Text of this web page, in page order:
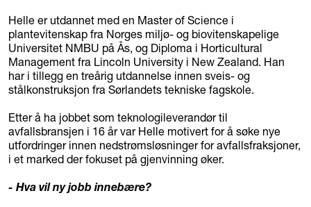
Helle er utdannet med en Master of Science i
plantevitenskap fra Norges miljø- og biovitenskapelige
Universitet NMBU på Ås, og Diploma i Horticultural
Management fra Lincoln University i New Zealand. Han
har i tillegg en treårig utdannelse innen sveis- og
stålkonstruksjon fra Sørlandets tekniske fagskole.
Etter å ha jobbet som teknologileverandør til
avfallsbransjen i 16 år var Helle motivert for å søke nye
utfordringer innen nedstrømsløsninger for avfallsfraksjoner,
i et marked der fokuset på gjenvinning øker.
- Hva vil ny jobb innebære?